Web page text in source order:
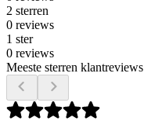
2 sterren
0 reviews
1 ster
0 reviews
Meeste sterren klantreviews